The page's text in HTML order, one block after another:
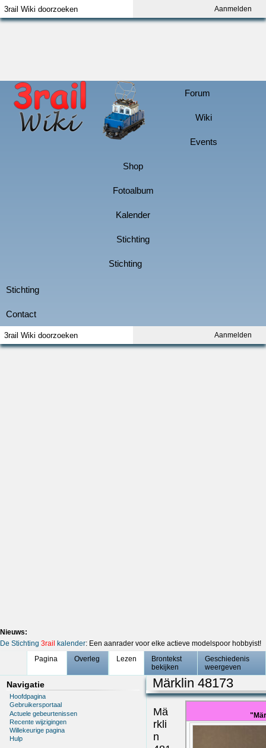
Aanmelden
Aanmelden
Nieuws:
De Stichting 3rail kalender: Een aanrader voor elke actieve modelspoor hobbyist!
Pagina
Overleg Lezen
Brontekst
bekijken
Geschiedenis
weergeven
Navigatie
Hoofdpagina
Gebruikersportaal
Actuele gebeurtenissen
Recente wijzigingen
Willekeurige pagina
Hulp
Märklin 48173
Mä
rkli
n